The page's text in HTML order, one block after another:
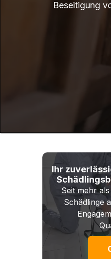
Beseitigung
Ihr
Seit mehr
Schädlinge